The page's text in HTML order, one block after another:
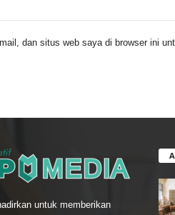
dan situs web saya di browser ini
untuk memberikan